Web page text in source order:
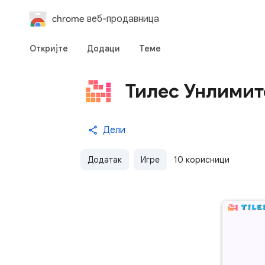
chrome веб-продавница
Откријте Додаци Теме
Тилес
Дели
Додатак Игре 10 корисници